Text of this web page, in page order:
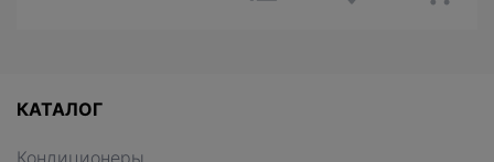
КАТАЛОГ
Кондиционеры